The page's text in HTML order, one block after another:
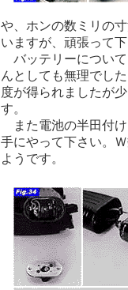
や、ホンの数ミリの
いますが、頑張って下
バッテリーについて
んとしても無理でし
度が得られましたが
す。
また電池の半田付け
手にやって下さい。
ようです。